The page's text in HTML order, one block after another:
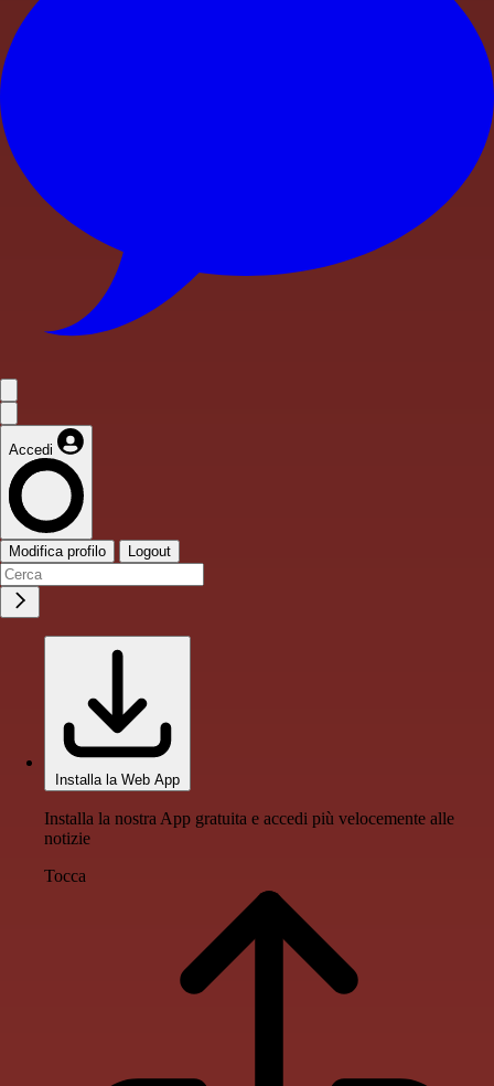
Accedi
Modifica profilo Logout
Installa la Web App
Installa la nostra App gratuita e accedi più velocemente alle
notizie
Tocca